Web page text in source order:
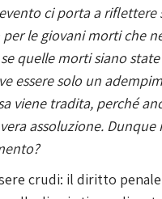
ci porta a
per le giovani morti che
quelle morti siano
essere solo un
viene tradita, perché
assoluzione. Dunque
crudi: il diritto